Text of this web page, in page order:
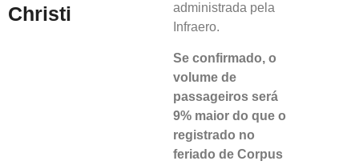
Christi
administrada pela
Infraero.
Se confirmado, o
volume de
passageiros será
9% maior do que o
registrado no
feriado de Corpus